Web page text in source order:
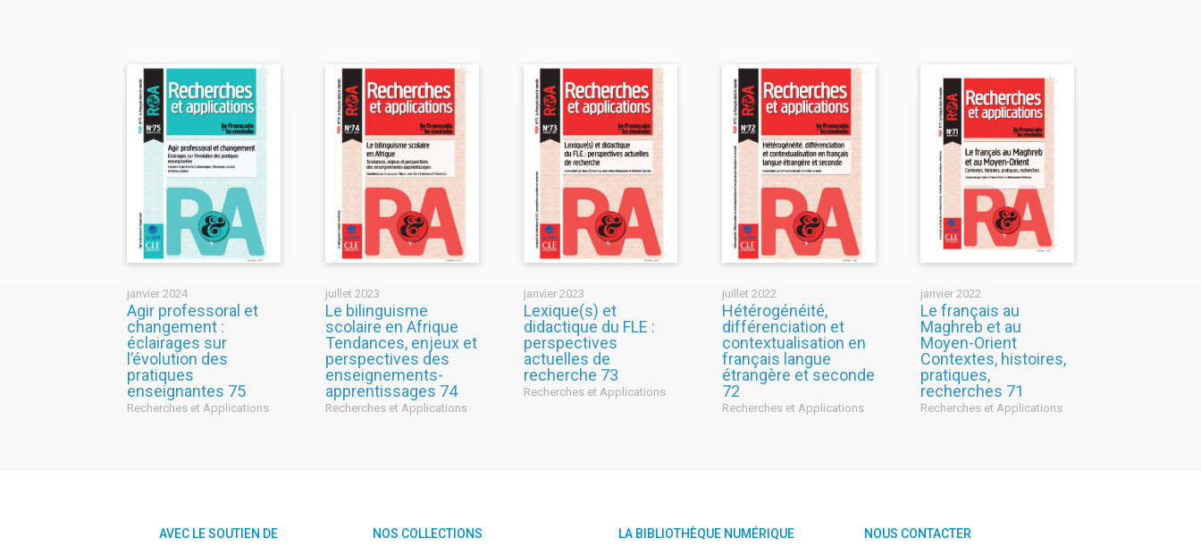
janvier 2024
Agir professoral et
changement :
éclairages sur
l’évolution des
pratiques
enseignantes 75
Recherches et Applications
juillet 2023
Le bilinguisme
scolaire en Afrique
Tendances, enjeux et
perspectives des
enseignements-
apprentissages 74
Recherches et Applications
janvier 2023
Lexique(s) et
didactique du FLE :
perspectives
actuelles de
recherche 73
Recherches et Applications
juillet 2022
Hétérogénéité,
différenciation et
contextualisation en
français langue
étrangère et seconde
72
Recherches et Applications
janvier 2022
Le français au
Maghreb et au
Moyen-Orient
Contextes, histoires,
pratiques,
recherches 71
Recherches et Applications
AVEC LE SOUTIEN DE NOS COLLECTIONS LA BIBLIOTHÈQUE NUMÉRIQUE NOUS CONTACTER